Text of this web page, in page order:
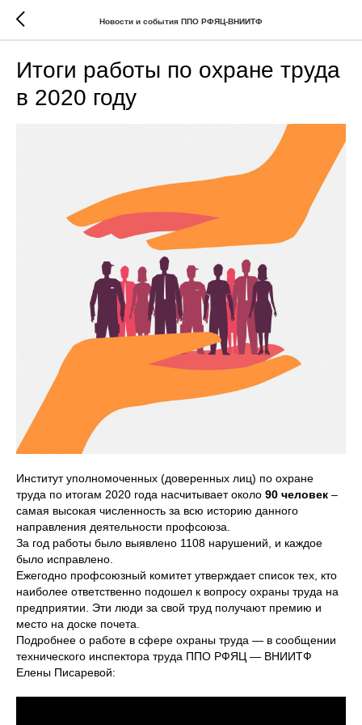
Новости и события ППО РФЯЦ-ВНИИТФ
Итоги работы по охране труда
в 2020 году
Институт уполномоченных (доверенных лиц) по охране
труда по итогам 2020 года насчитывает около 90 человек –
самая высокая численность за всю историю данного
направления деятельности профсоюза.
За год работы было выявлено 1108 нарушений, и каждое
было исправлено.
Ежегодно профсоюзный комитет утверждает список тех, кто
наиболее ответственно подошел к вопросу охраны труда на
предприятии. Эти люди за свой труд получают премию и
место на доске почета.
Подробнее о работе в сфере охраны труда — в сообщении
технического инспектора труда ППО РФЯЦ — ВНИИТФ
Елены Писаревой: